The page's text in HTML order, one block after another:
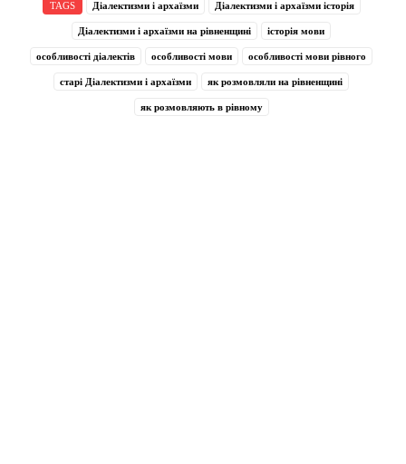
TAGS Діалектизми і архаїзми Діалектизми і архаїзми історія
Діалектизми і архаїзми на рівненщині історія мови
особливості діалектів особливості мови особливості мови рівного
старі Діалектизми і архаїзми як розмовляли на рівненщині
як розмовляють в рівному